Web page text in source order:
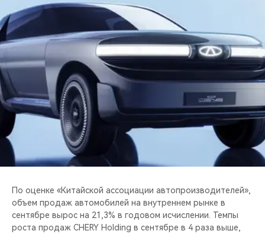
CHERY REMOTE
CHERY И СПОРТ
НАШИ МЕРОПРИЯТИЯ
ВИДЕООБЗОРЫ
CHERY ДЛЯ ДЕТЕЙ
По оценке «Китайской ассоциации автопроизводителей»,
объем продаж автомобилей на внутреннем рынке в
сентябре вырос на 21,3% в годовом исчислении. Темпы
роста продаж CHERY Holding в сентябре в 4 раза выше,